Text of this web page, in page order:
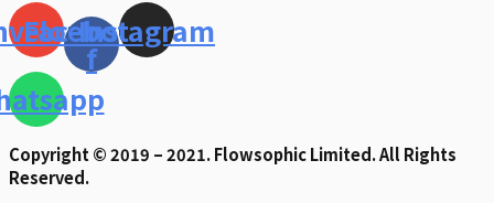
Facebook-
f
Instagram
Copyright © 2019 – 2021. Flowsophic Limited. All Rights
Reserved.